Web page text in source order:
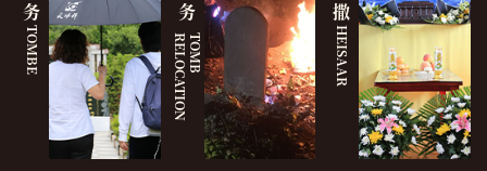
务
TOMBE
务
T
O
M
B
R
E
L
O
C
A
T
I
O
N
撒
HEISAAR